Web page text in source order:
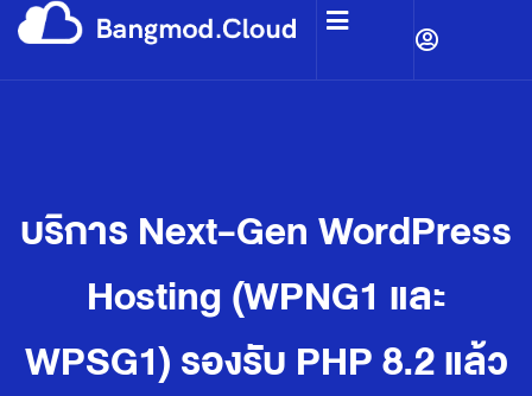
บริการ Next-Gen WordPress
Hosting (WPNG1 และ
WPSG1) รองรับ PHP 8.2 แล้ว